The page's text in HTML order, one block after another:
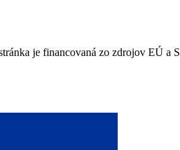
je financovaná zo zdrojov EÚ